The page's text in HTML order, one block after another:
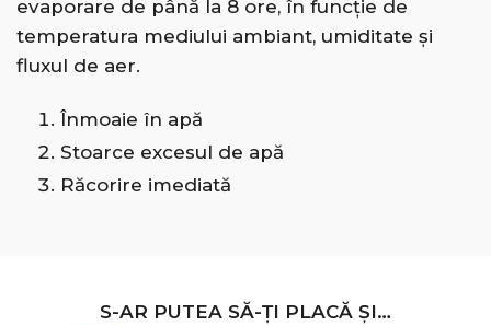
evaporare de până la 8 ore, în funcție de
temperatura mediului ambiant, umiditate și
fluxul de aer.
Înmoaie în apă
Stoarce excesul de apă
Răcorire imediată
S-AR PUTEA SĂ-ȚI PLACĂ ȘI…